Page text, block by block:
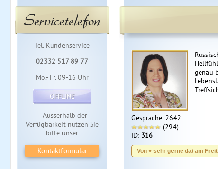
Servicetelefon
Tel. Kundenservice
02332 517 89 77
Mo.- Fr. 09-16 Uhr
OFFLINE
Ausserhalb der
Verfügbarkeit nutzen Sie
bitte unser
Kontaktformular
genau
Gespräche: 2642
(294)
ID: 316
Von ♥️ sehr gerne da/ am